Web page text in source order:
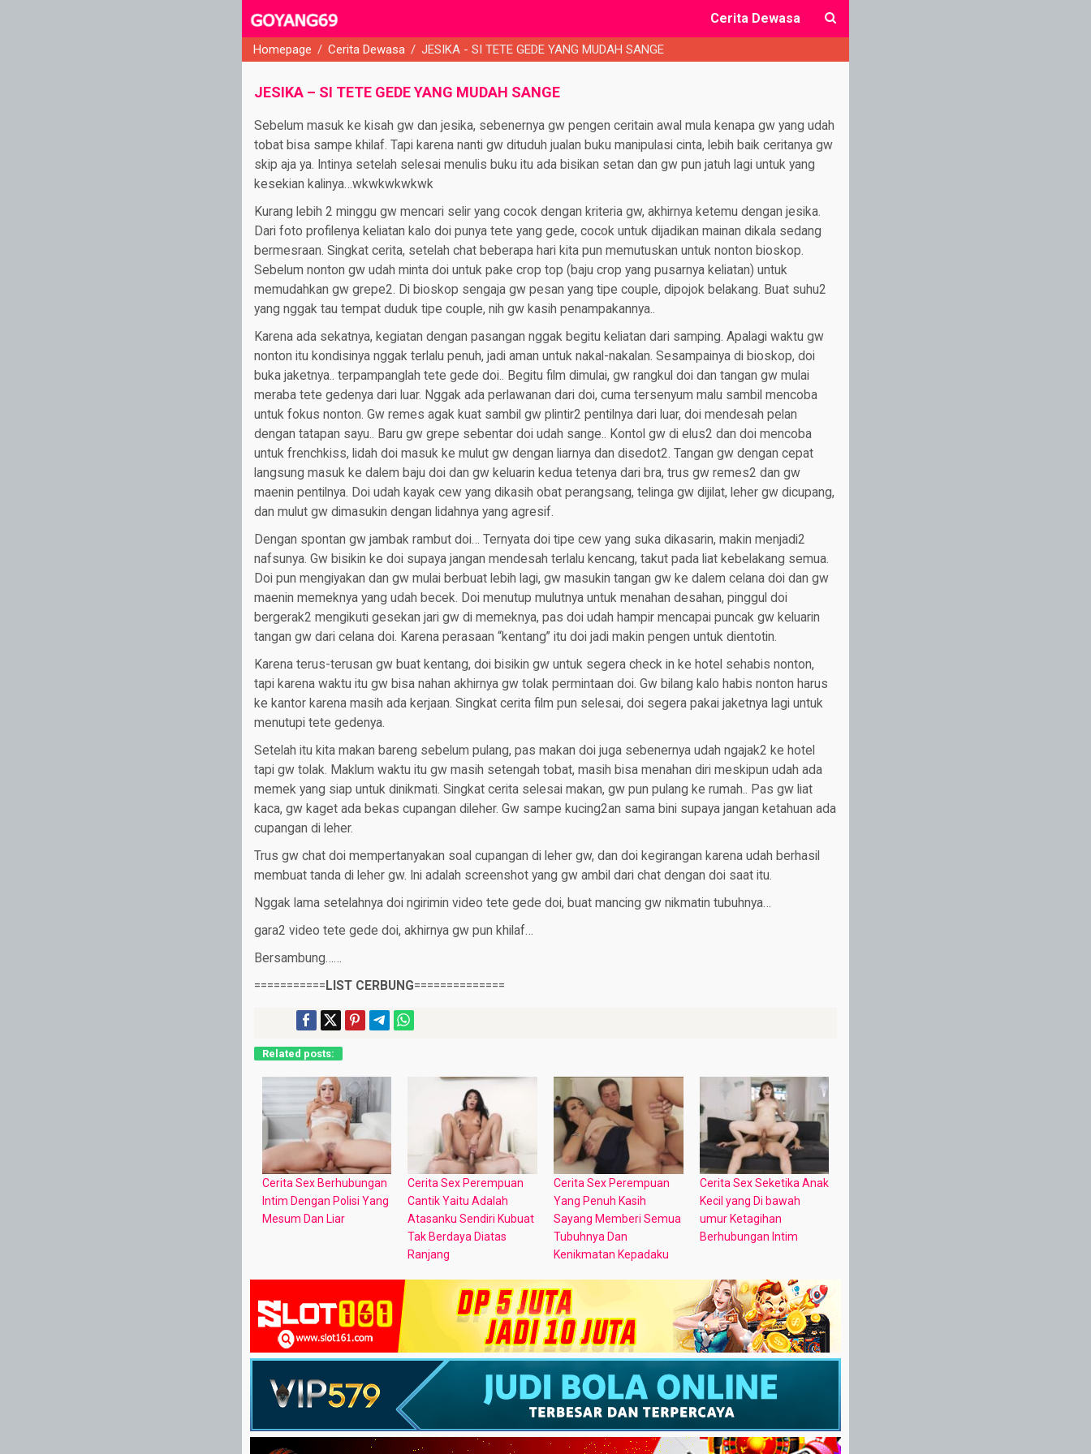
Cerita Dewasa
Homepage / Cerita Dewasa / JESIKA - SI TETE GEDE YANG MUDAH SANGE
JESIKA – SI TETE GEDE YANG MUDAH SANGE
Sebelum masuk ke kisah gw dan jesika, sebenernya gw pengen ceritain awal mula kenapa gw yang udah
tobat bisa sampe khilaf. Tapi karena nanti gw dituduh jualan buku manipulasi cinta, lebih baik ceritanya gw
skip aja ya. Intinya setelah selesai menulis buku itu ada bisikan setan dan gw pun jatuh lagi untuk yang
kesekian kalinya…wkwkwkwkwk
Kurang lebih 2 minggu gw mencari selir yang cocok dengan kriteria gw, akhirnya ketemu dengan jesika.
Dari foto profilenya keliatan kalo doi punya tete yang gede, cocok untuk dijadikan mainan dikala sedang
bermesraan. Singkat cerita, setelah chat beberapa hari kita pun memutuskan untuk nonton bioskop.
Sebelum nonton gw udah minta doi untuk pake crop top (baju crop yang pusarnya keliatan) untuk
memudahkan gw grepe2. Di bioskop sengaja gw pesan yang tipe couple, dipojok belakang. Buat suhu2
yang nggak tau tempat duduk tipe couple, nih gw kasih penampakannya..
Karena ada sekatnya, kegiatan dengan pasangan nggak begitu keliatan dari samping. Apalagi waktu gw
nonton itu kondisinya nggak terlalu penuh, jadi aman untuk nakal-nakalan. Sesampainya di bioskop, doi
buka jaketnya.. terpampanglah tete gede doi.. Begitu film dimulai, gw rangkul doi dan tangan gw mulai
meraba tete gedenya dari luar. Nggak ada perlawanan dari doi, cuma tersenyum malu sambil mencoba
untuk fokus nonton. Gw remes agak kuat sambil gw plintir2 pentilnya dari luar, doi mendesah pelan
dengan tatapan sayu.. Baru gw grepe sebentar doi udah sange.. Kontol gw di elus2 dan doi mencoba
untuk frenchkiss, lidah doi masuk ke mulut gw dengan liarnya dan disedot2. Tangan gw dengan cepat
langsung masuk ke dalem baju doi dan gw keluarin kedua tetenya dari bra, trus gw remes2 dan gw
maenin pentilnya. Doi udah kayak cew yang dikasih obat perangsang, telinga gw dijilat, leher gw dicupang,
dan mulut gw dimasukin dengan lidahnya yang agresif.
Dengan spontan gw jambak rambut doi… Ternyata doi tipe cew yang suka dikasarin, makin menjadi2
nafsunya. Gw bisikin ke doi supaya jangan mendesah terlalu kencang, takut pada liat kebelakang semua.
Doi pun mengiyakan dan gw mulai berbuat lebih lagi, gw masukin tangan gw ke dalem celana doi dan gw
maenin memeknya yang udah becek. Doi menutup mulutnya untuk menahan desahan, pinggul doi
bergerak2 mengikuti gesekan jari gw di memeknya, pas doi udah hampir mencapai puncak gw keluarin
tangan gw dari celana doi. Karena perasaan “kentang” itu doi jadi makin pengen untuk dientotin.
Karena terus-terusan gw buat kentang, doi bisikin gw untuk segera check in ke hotel sehabis nonton,
tapi karena waktu itu gw bisa nahan akhirnya gw tolak permintaan doi. Gw bilang kalo habis nonton harus
ke kantor karena masih ada kerjaan. Singkat cerita film pun selesai, doi segera pakai jaketnya lagi untuk
menutupi tete gedenya.
Setelah itu kita makan bareng sebelum pulang, pas makan doi juga sebenernya udah ngajak2 ke hotel
tapi gw tolak. Maklum waktu itu gw masih setengah tobat, masih bisa menahan diri meskipun udah ada
memek yang siap untuk dinikmati. Singkat cerita selesai makan, gw pun pulang ke rumah.. Pas gw liat
kaca, gw kaget ada bekas cupangan dileher. Gw sampe kucing2an sama bini supaya jangan ketahuan ada
cupangan di leher.
Trus gw chat doi mempertanyakan soal cupangan di leher gw, dan doi kegirangan karena udah berhasil
membuat tanda di leher gw. Ini adalah screenshot yang gw ambil dari chat dengan doi saat itu.
Nggak lama setelahnya doi ngirimin video tete gede doi, buat mancing gw nikmatin tubuhnya…
gara2 video tete gede doi, akhirnya gw pun khilaf…
Bersambung……
=========== LIST CERBUNG==============
Related posts:
Cerita Sex Berhubungan
Intim Dengan Polisi Yang
Mesum Dan Liar
Cerita Sex Perempuan
Cantik Yaitu Adalah
Atasanku Sendiri Kubuat
Tak Berdaya Diatas
Ranjang
Cerita Sex Perempuan
Yang Penuh Kasih
Sayang Memberi Semua
Tubuhnya Dan
Kenikmatan Kepadaku
Cerita Sex Seketika Anak
Kecil yang Di bawah
umur Ketagihan
Berhubungan Intim